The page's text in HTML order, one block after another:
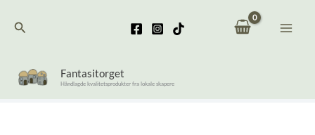
rettSøk
Fantasitorget
Håndlagde kvalitetsprodukter fra lokale skapere